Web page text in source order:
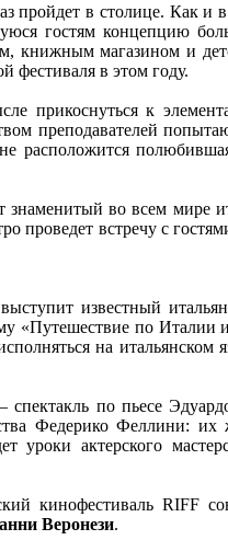
в столице. Как и
гостям концепцию
книжным магазином и
фестиваля в этом году.
прикоснуться к
преподавателей
расположится
во всем мире
встречу с
известный
по Италии
на
спектакль по пьесе
Федерико Феллини: их
уроки актерского
кинофестиваль RIFF
Веронези.